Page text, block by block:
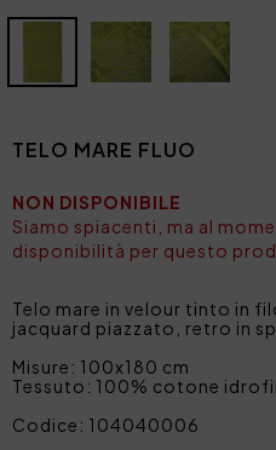
TELO MARE FLUO
NON DISPONIBILE
Siamo spiacenti, ma al
disponibilità per questo
Telo mare in velour tinto in
jacquard piazzato, retro in
Misure: 100x180 cm
Tessuto: 100% cotone
Codice: 104040006